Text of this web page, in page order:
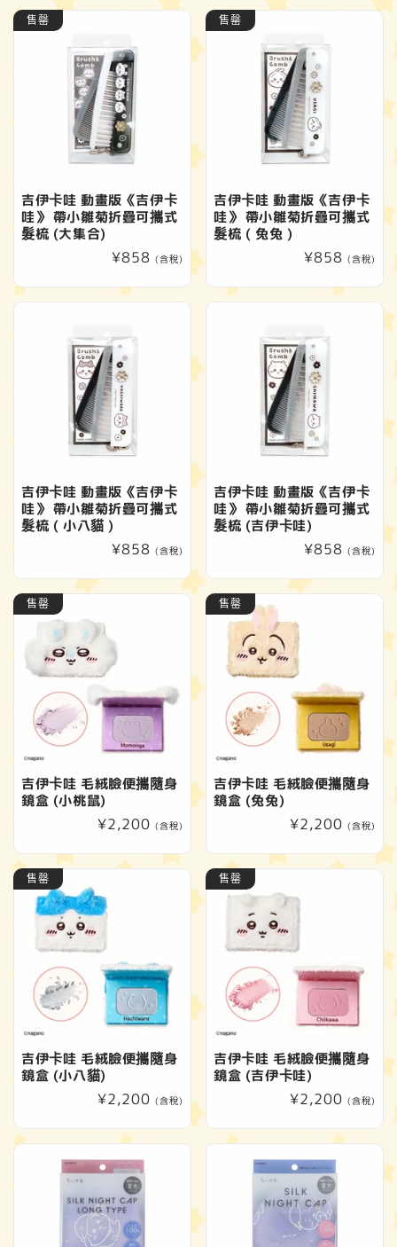
售罄
吉伊卡哇 動畫版《吉伊卡
哇》 帶小雛菊折疊可攜式
髮梳 (大集合)
定
¥858 (含稅)
售罄
吉伊卡哇 動畫版《吉伊卡
哇》 帶小雛菊折疊可攜式
髮梳 ( 兔兔 )
定
¥858 (含稅)
吉伊卡哇 動畫版《吉伊卡
哇》 帶小雛菊折疊可攜式
髮梳 ( 小八貓 )
定
¥858 (含稅)
吉伊卡哇 動畫版《吉伊卡
哇》 帶小雛菊折疊可攜式
髮梳 (吉伊卡哇)
定
¥858 (含稅)
售罄
吉伊卡哇 毛絨臉便攜隨身
鏡盒 (小桃鼠)
定
¥2,200 (含稅)
售罄
吉伊卡哇 毛絨臉便攜隨身
鏡盒 (兔兔)
定
¥2,200 (含稅)
售罄
吉伊卡哇 毛絨臉便攜隨身
鏡盒 (小八貓)
定
¥2,200 (含稅)
售罄
吉伊卡哇 毛絨臉便攜隨身
鏡盒 (吉伊卡哇)
定
¥2,200 (含稅)